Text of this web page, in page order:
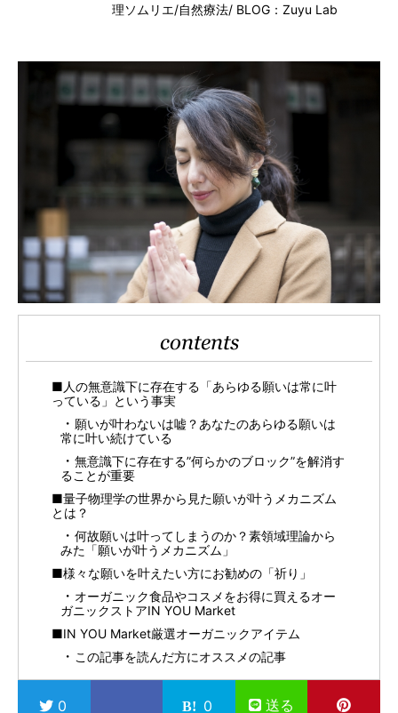
理ソムリエ/自然療法/ BLOG：Zuyu Lab
contents
■人の無意識下に存在する「あらゆる願いは常に叶
っている」という事実
願いが叶わないは嘘？あなたのあらゆる願いは
常に叶い続けている
無意識下に存在する”何らかのブロック”を解消す
ることが重要
■量子物理学の世界から見た願いが叶うメカニズム
とは？
何故願いは叶ってしまうのか？素領域理論から
みた「願いが叶うメカニズム」
■様々な願いを叶えたい方にお勧めの「祈り」
オーガニック食品やコスメをお得に買えるオー
ガニックストアIN YOU Market
■IN YOU Market厳選オーガニックアイテム
この記事を読んだ方にオススメの記事
0 0 送る